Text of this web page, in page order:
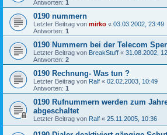
Antworten: 1
0190 nummern
Letzter Beitrag von mirko « 03.03.2002, 23:49
Antworten: 1
0190 Nummern bei der Telecom
Letzter Beitrag von BreakStuff « 31.08.2002,
Antworten: 2
0190 Rechnung- Was tun ?
Letzter Beitrag von Ralf « 02.02.2003, 10:49
Antworten: 1
0190 Rufnummern werden zum
abgeschaltet
Letzter Beitrag von Ralf « 25.11.2005, 10:36